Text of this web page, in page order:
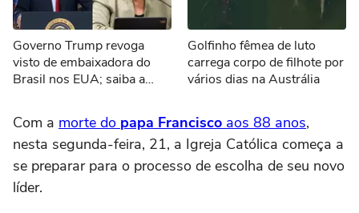
Governo Trump revoga
visto de embaixadora do
Brasil nos EUA; saiba a
Golfinho fêmea de luto
carrega corpo de filhote por
vários dias na Austrália
Com a morte do papa Francisco aos 88 anos,
nesta segunda-feira, 21, a Igreja Católica começa a
se preparar para o processo de escolha de seu novo
líder.